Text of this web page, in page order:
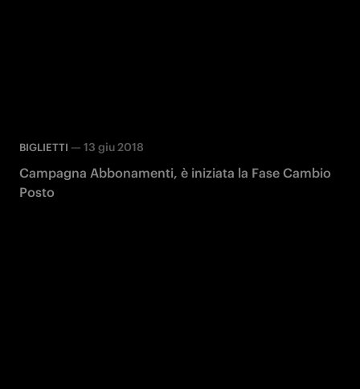
BIGLIETTI — 13 giu 2018
Campagna Abbonamenti, è iniziata la Fase Cambio
Posto